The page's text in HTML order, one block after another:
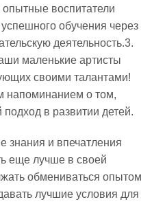
опытные воспитатели
обучения через
деятельность.3.
маленькие артисты
своими талантами!
напоминанием о том,
в развитии детей.
знания и впечатления
еще лучше в своей
обмениваться опытом
лучшие условия для